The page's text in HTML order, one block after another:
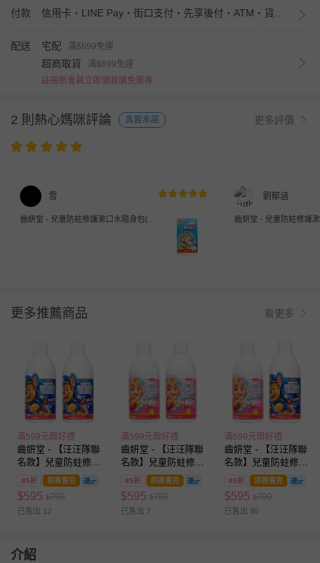
付款
配送 宅配 滿$699免運
超商取貨
滿$699免運
註冊新會員立即領首購免運券
2 則熱心媽咪評論 真實承諾 更多評價
雪
齒妍堂 - 兒童防蛀修護漱口水隨身包(葡
劉郁涵
齒妍堂 - 兒童防蛀修護
更多推薦商品 看更多
滿599元贈好禮
齒妍堂 - 【汪汪隊聯
名款】兒童防蛀修護
漱口水 (含氟)-葡萄
85折 即將售完
$595 $700
已售出 12
滿599元贈好禮
齒妍堂 - 【汪汪隊聯
名款】兒童防蛀修護
漱口水 (含氟)-莓果
85折 即將售完
$595 $700
已售出 7
滿599元贈好禮
齒妍堂 - 【汪汪隊聯
名款】兒童防蛀修護
漱口水 (含氟)-莓果
*1+葡萄*1
85折 即將售完
$595 $700
已售出 80
介紹